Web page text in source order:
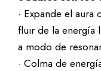
· Expande el
fluir de la energía
a modo de
· Colma de